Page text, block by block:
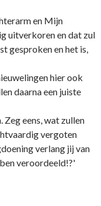
en Mijn
uitverkoren en dat zul
gesproken en het is,
hier ook
daarna een juiste
Zeg eens, wat zullen
vergoten
verlang jij van
veroordeeld!?'